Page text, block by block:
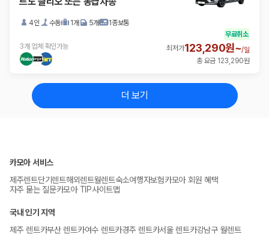
4인 수동 1개 5개 1종보통
3개 업체 확인가능
무료취소
최저가123,290원~/일
총 요금 123,290원
더 보기
카모아 서비스
제주렌트단기렌트해외렌트월렌트숙소여행자보험카모아 회원 혜택
자주 묻는 질문카모아 TIP사이트맵
국내 인기 지역
제주 렌트카부산 렌트카여수 렌트카경주 렌트카서울 렌트카강남구 월렌트